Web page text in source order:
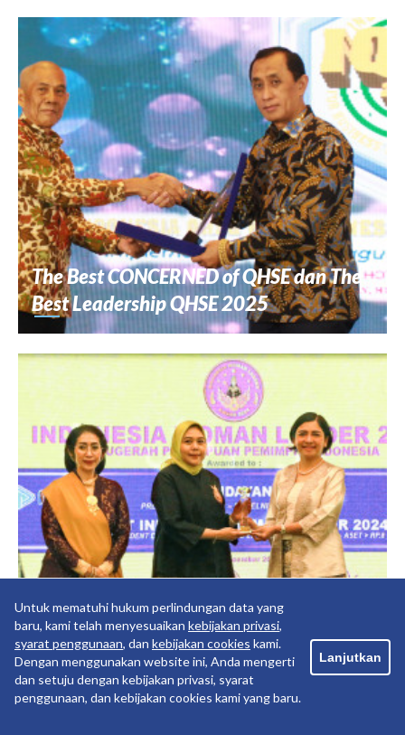
The Best CONCERNED of QHSE dan The
Best Leadership QHSE 2025
IWOLA Conference & Awarding
Untuk mematuhi hukum perlindungan data yang
baru, kami telah menyesuaikan kebijakan privasi,
syarat penggunaan, dan kebijakan cookies kami.
Dengan menggunakan website ini, Anda mengerti
dan setuju dengan kebijakan privasi, syarat
penggunaan, dan kebijakan cookies kami yang baru.
Lanjutkan